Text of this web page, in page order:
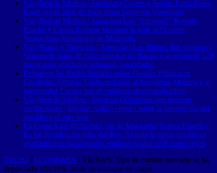
Vía (Red de Medios | Agencias) Covers y fusión: Luna Blues
Band veinte años de buen blues hecho en Venezuela
Vía (Red de Medios | Agencias) Los “Informa2” Beverly
Bracho y Carlos Romero visitaron la sede del Centro
Venezolano Americano de Margarita
Vía (Banca y Negocios | Agencias) Las últimas dos semanas |
Venezuela suma 18 fallecidos por las lluvias y se registran 120
municipios afectados informan autoridades
Debate en las Redes Sociales sobre Gestión Pública en
Carabobo: Octavio Táriba respalda al Presidente Maduro y al
gobernador Lacava por el «proceso descentralizador»
Vía (Red de Medios | Agencias) Empresas que generan
acción social | Intylact realizó «lives» sobre la prevención del
suicidio y el mes rosa
En Costa Azul (Porlamar) isla de Margarita (Nueva Esparta) |
En las Residencias Islas del Rey: Alquila la mejor opción en
apartamentos vacacionales equipados para vivir como reyes
INICIO / ECONOMÍA / Vía B&N: Tipo de cambio bancario se ha
depreciado 103,91% desde su arranque en mayo